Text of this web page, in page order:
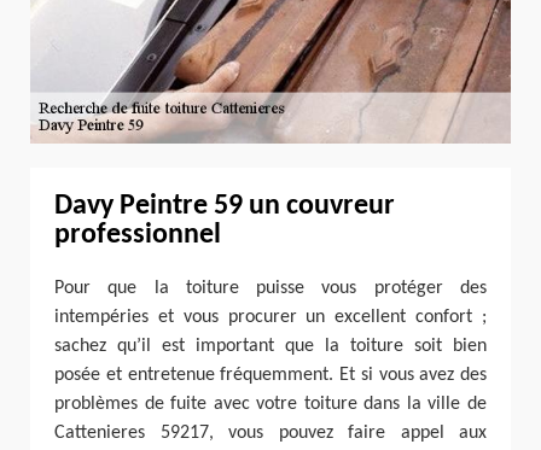
Davy Peintre 59 un couvreur
professionnel
Pour que la toiture puisse vous protéger des
intempéries et vous procurer un excellent confort ;
sachez qu’il est important que la toiture soit bien
posée et entretenue fréquemment. Et si vous avez des
problèmes de fuite avec votre toiture dans la ville de
Cattenieres 59217, vous pouvez faire appel aux